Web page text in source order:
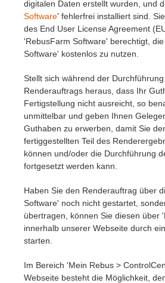
digitalen Daten erstellt wurden, und
Software' fehlerfrei installiert sind.
des End User License Agreement
'RebusFarm Software' berechtigt,
Software' kostenlos zu nutzen.
Stellt sich während der
Renderauftrags heraus, dass Ihr
Fertigstellung nicht ausreicht, so
unmittelbar und geben Ihnen
Guthaben zu erwerben, damit Sie
fertiggestellten Teil des
können und/oder die Durchführung
fortgesetzt werden kann.
Haben Sie den Renderauftrag über
Software' noch nicht gestartet,
übertragen, können Sie diesen über
innerhalb unserer Webseite durch
starten.
Im Bereich 'Mein Rebus >
Webseite besteht die Möglichkeit,